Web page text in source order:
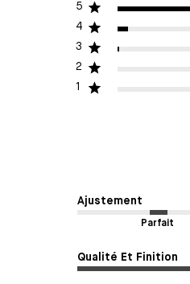
5
4
3
2
1
Ajustement
Parfait
Qualité Et Finition